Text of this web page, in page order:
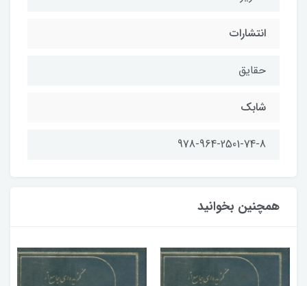
انتشارات
حقایق
شابك
978-964-2501-74-8
همچنین بخوانید